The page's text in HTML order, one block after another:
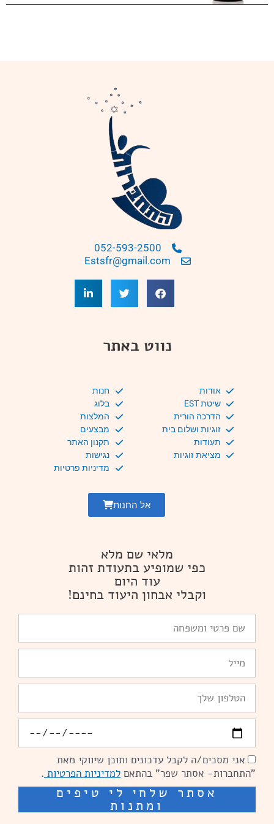
052-593-2500
Estsfr@gmail.com
נווט באתר
אודות
שיטת EST
הדרכה הורית
זוגיות ושלום בית
תעודות
מציאת זוגיות
חנות
בלוג
המלצות
מבצעים
תקנון האתר
נגישות
מדיניות פרטיות
אל החנות
מלאי שם מלא
כפי שמופיע בתעודת זהות
עוד היום
וקבלי אבחון היעוד בחינם!
פרטי
ומשפחה
הסכמהאני מסכים/ה לקבל עדכונים ותוכן שיווקי מאת
"התחברות- אסתר שפר" בהתאם למדיניות הפרטיות .
אסתר שלחי לי טיפים
ומתנות